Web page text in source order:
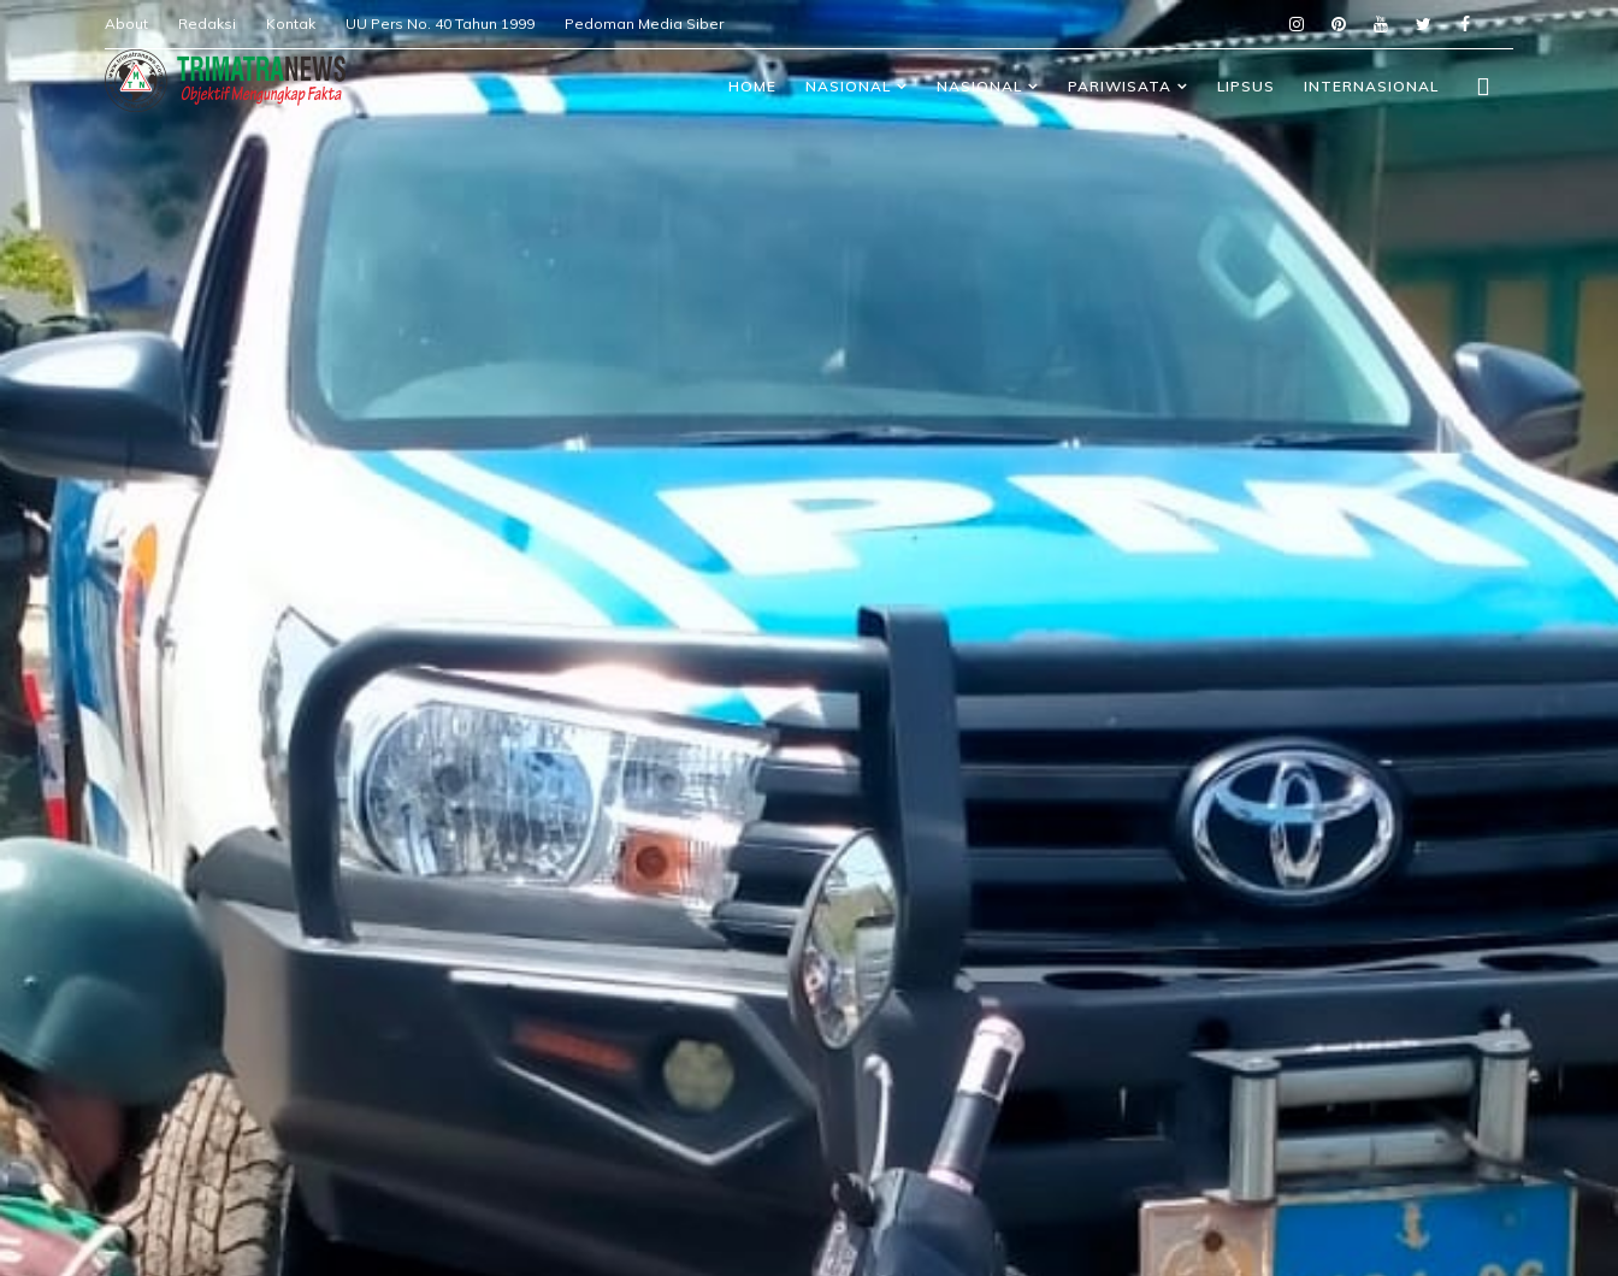
About Redaksi Kontak UU Pers No. 40 Tahun 1999 Pedoman Media Siber
HOME NASIONAL NASIONAL PARIWISATA LIPSUS INTERNASIONAL